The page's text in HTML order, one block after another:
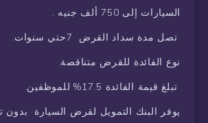
السيارات إلى 750 ألف جنيه .
تصل مدة سداد القرض 7حتي سنوات.
نوع الفائدة للقرض متناقصة.
تبلغ قيمة الفائدة 17.5% للموظفين.
يوفر البنك التمويل لقرض السيارة بدون